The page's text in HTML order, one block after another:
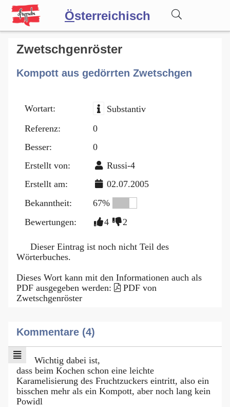
Österreichisch
Wörterbuch
Forum
Blog
Zwetschgenröster
Kompott aus gedörrten Zwetschgen
Wortart:
Substantiv
Referenz:
0
Besser:
0
Erstellt von:
Russi-4
Erstellt am:
02.07.2005
Bekanntheit:
67%
Bewertungen:
4 2
Dieser Eintrag ist noch nicht Teil des
Wörterbuches.
Dieses Wort kann mit den Informationen auch als
PDF ausgegeben werden:
PDF von
Zwetschgenröster
Kommentare (4)
Wichtig dabei ist,
dass beim Kochen schon eine leichte
Karamelisierung des Fruchtzuckers eintritt, also ein
bisschen mehr als ein Kompott, aber noch lang kein
Powidl